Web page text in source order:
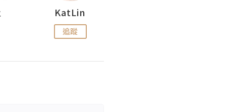
KatLin
追蹤